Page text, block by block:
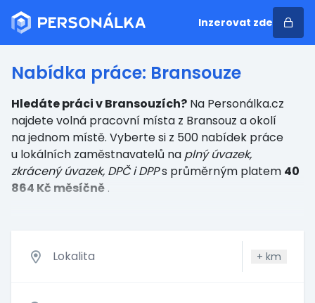
Inzerovat zde
Nabídka práce: Bransouze
Hledáte práci v Bransouzích? Na Personálka.cz
najdete volná pracovní místa z Bransouz a okolí
na jednom místě. Vyberte si z 500 nabídek práce
u lokálních zaměstnavatelů na plný úvazek,
zkrácený úvazek, DPČ i DPPs průměrným platem 40
864 Kč měsíčně .
+ km